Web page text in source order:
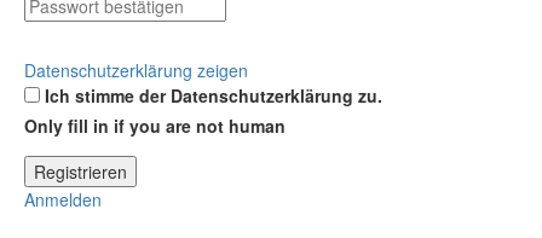
Datenschutzerklärung zeigen
Ich stimme der Datenschutzerklärung zu.
Only fill in if you are not human
Anmelden